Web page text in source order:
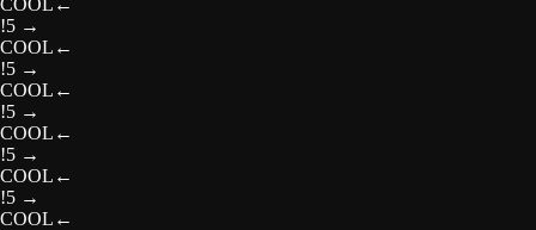
COOL ←
!5 →
COOL ←
!5 →
COOL ←
!5 →
COOL ←
!5 →
COOL ←
!5 →
COOL ←